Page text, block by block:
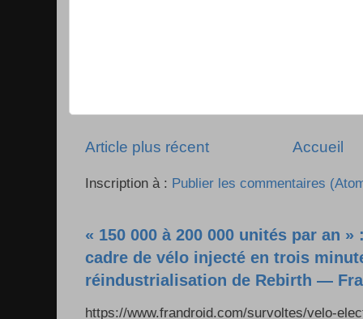
Article plus récent Accueil
Inscription à : Publier les commentaires
« 150 000 à 200 000 unités par an »
cadre de vélo injecté en trois
réindustrialisation de Rebirth —
https://www.frandroid.com/survoltes/velo-